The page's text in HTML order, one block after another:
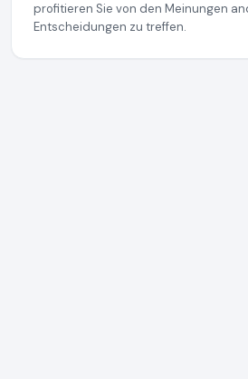
profitieren Sie von den Meinungen
Entscheidungen zu treffen.